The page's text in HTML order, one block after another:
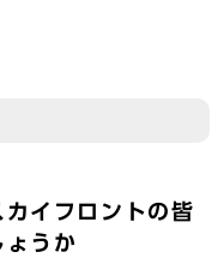
イフロントの皆
ょうか